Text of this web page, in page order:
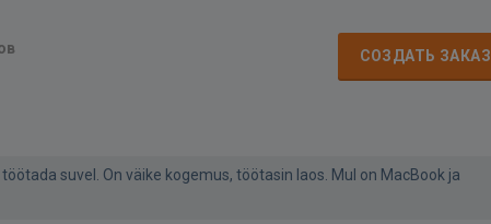
СОЗДАТЬ ЗАКАЗ
suvel. On väike kogemus, töötasin laos. Mul on MacBook ja